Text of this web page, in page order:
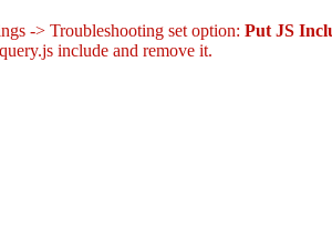
-> Troubleshooting set option: Put JS
include and remove it.